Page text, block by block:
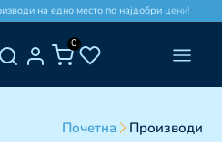
на едно место по најдобри цени!
0
Почетна
Производи